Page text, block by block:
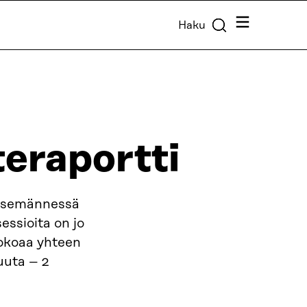
Haku Valikko
on jo
yhteen
– 2